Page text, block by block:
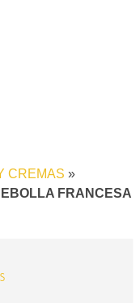
CREMAS »
FRANCESA